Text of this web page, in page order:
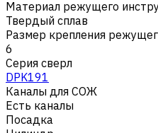
Материал режущего
Твердый сплав
Размер крепления
6
Серия сверл
DPK191
Каналы для СОЖ
Есть каналы
Посадка